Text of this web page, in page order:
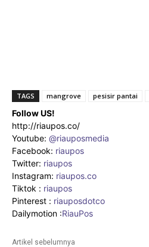
TAGS mangrove pesisir pantai
Follow US!
http://riaupos.co/
Youtube: @riauposmedia
Facebook: riaupos
Twitter: riaupos
Instagram: riaupos.co
Tiktok : riaupos
Pinterest : riauposdotco
Dailymotion :RiauPos
Artikel sebelumnya